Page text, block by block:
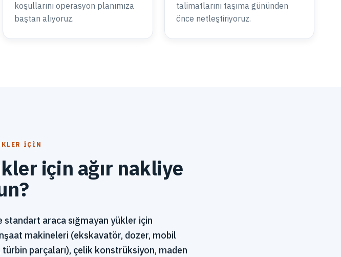
koşullarını operasyon planımıza
baştan alıyoruz.
talimatlarını taşıma gününden
önce netleştiriyoruz.
IÇIN
için ağır nakliye
standart araca sığmayan yükler için
makineleri (ekskavatör, dozer, mobil
parçaları), çelik konstrüksiyon, maden